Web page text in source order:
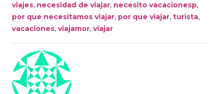
viajes, necesidad de viajar, necesito vacacionesp,
por que necesitamos viajar, por que viajar, turista,
vacaciones, viajamor, viajar